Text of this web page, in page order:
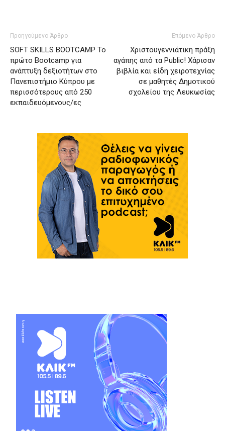
Προηγούμενο Άρθρο
SOFT SKILLS BOOTCAMP Το
πρώτο Bootcamp για
ανάπτυξη δεξιοτήτων στο
Πανεπιστήμιο Κύπρου με
περισσότερους από 250
εκπαιδευόμενους/ες
Επόμενο Άρθρο
Χριστουγεννιάτικη πράξη
αγάπης από τα Public! Χάρισαν
βιβλία και είδη χειροτεχνίας
σε μαθητές Δημοτικού
σχολείου της Λευκωσίας